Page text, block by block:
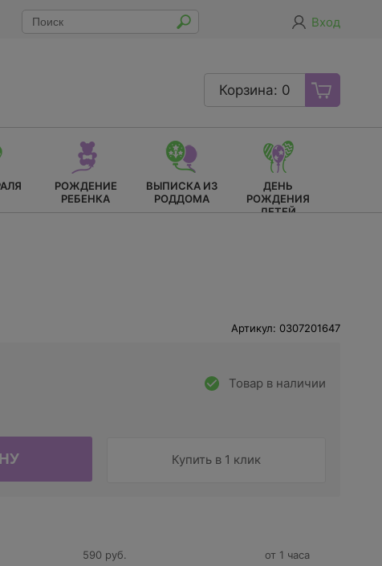
Вход
Корзина: 0
РОЖДЕНИЕ
РЕБЕНКА
ВЫПИСКА ИЗ
РОДДОМА
ДЕНЬ
РОЖДЕНИЯ
ДЕТЕЙ
Артикул: 0307201647
Товар в наличии
Купить в 1 клик
590 руб. от 1 часа